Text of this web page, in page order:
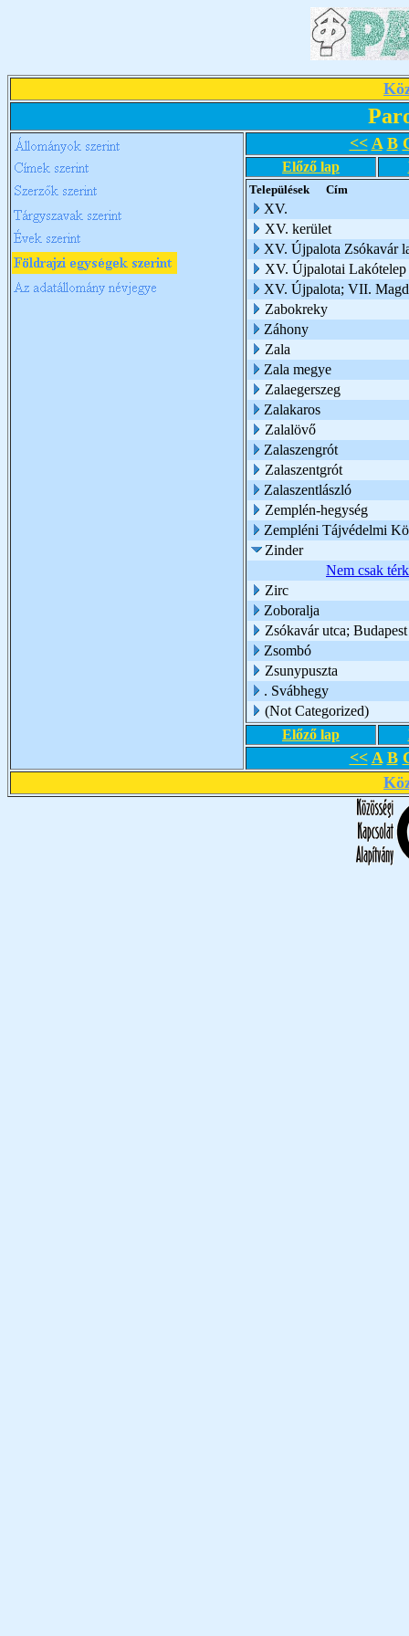
<< A B
Előző lap
Települések Cím
XV.
XV. kerület
XV. Újpalota Zsókavár
XV. Újpalotai Lakótelep
XV. Újpalota; VII.
Zabokreky
Záhony
Zala
Zala megye
Zalaegerszeg
Zalakaros
Zalalövő
Zalaszengrót
Zalaszentgrót
Zalaszentlászló
Zemplén-hegység
Zempléni Tájvédelmi
Zinder
Nem csak
Zirc
Zoboralja
Zsókavár utca;
Zsombó
Zsunypuszta
. Svábhegy
(Not Categorized)
Előző lap
<< A B